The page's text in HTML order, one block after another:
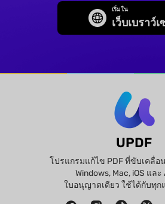
เริ่มใน
เว็บเบราว์
UPDF
โปรแกรมแก้ไข PDF ที่ขับเคลื่อ
Windows, Mac, iOS และ
ใบอนุญาตเดียว ใช้ได้กับทุ